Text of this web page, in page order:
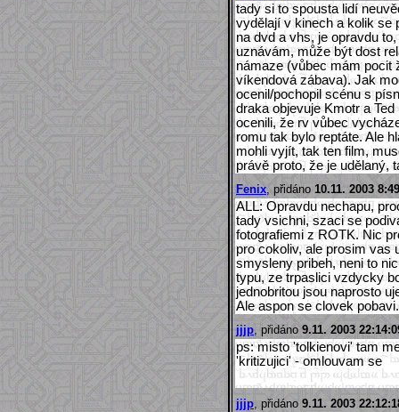
tady si to spousta lidí
vydělají v kinech a kolik se
na dvd a vhs, je opravdu
uznávám, může být dost
námaze (vůbec mám pocit
víkendová zábava). Jak
ocenil/pochopil scénu s
draka objevuje Kmotr a
ocenili, že rv vůbec
romu tak bylo reptáte. Ale
mohli vyjít, tak ten film,
právě proto, že je udělaný,
Fenix , přidáno 10.11. 2003
ALL: Opravdu nechapu,
tady vsichni, szaci se
fotografiemi z ROTK. Nic
pro cokoliv, ale prosim vas
smysleny pribeh, neni to
typu, ze trpaslici vzdycky
jednobritou jsou naprosto
Ale aspon se clovek pobavi.
jjjp , přidáno 9.11. 2003
ps: misto 'tolkienovi' tam
'kritizujici' - omlouvam se
jjjp , přidáno 9.11. 2003